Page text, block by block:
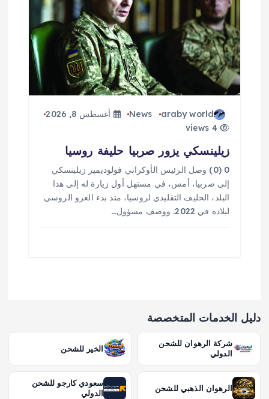
araby world
News
أغسطس 8, 2026
4 views
زيلينسكي يزور صربيا حليفة روسيا
0 (0) وصل الرئيس الأوكراني فولوديمير زيلينسكي
إلى صربيا، أمس، في مستهل أول زيارة له إلى هذا
البلد، الحليف التقليدي لروسيا، منذ بدء الغزو الروسي
لبلاده في 2022. ووصف مسؤول…
دليل الخدمات المتخصصة
شركة الرهوان للشحن
الدولي
الخير للشحن
الرهوان الذهبي للشحن
سعودي كارجو للشحن
الدولي